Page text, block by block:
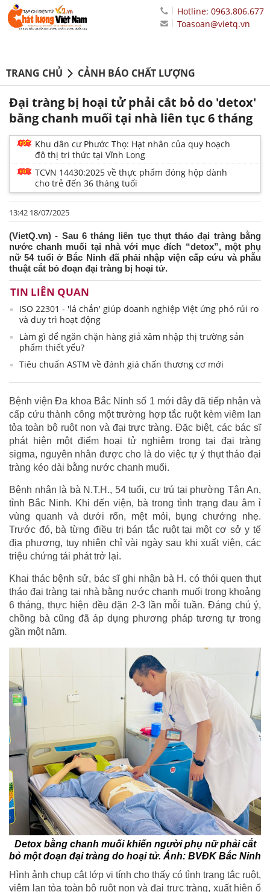
Hotline: 0963.806.677
Toasoan@vietq.vn
TRANG CHỦ CẢNH BÁO CHẤT LƯỢNG
Đại tràng bị hoại tử phải cắt bỏ do 'detox'
bằng chanh muối tại nhà liên tục 6 tháng
Khu dân cư Phước Thọ: Hạt nhân của quy hoạch
đô thị tri thức tại Vĩnh Long
TCVN 14430:2025 về thực phẩm đóng hộp dành
cho trẻ đến 36 tháng tuổi
13:42 18/07/2025
(VietQ.vn) - Sau 6 tháng liên tục thụt tháo đại tràng bằng
nước chanh muối tại nhà với mục đích “detox”, một phụ
nữ 54 tuổi ở Bắc Ninh đã phải nhập viện cấp cứu và phẫu
thuật cắt bỏ đoạn đại tràng bị hoại tử.
TIN LIÊN QUAN
ISO 22301 - 'lá chắn' giúp doanh nghiệp Việt ứng phó rủi ro
và duy trì hoạt động
Làm gì để ngăn chặn hàng giả xâm nhập thị trường sản
phẩm thiết yếu?
Tiêu chuẩn ASTM về đánh giá chấn thương cơ mới
Bệnh viện Đa khoa Bắc Ninh số 1 mới đây đã tiếp nhận và
cấp cứu thành công một trường hợp tắc ruột kèm viêm lan
tỏa toàn bộ ruột non và đại trực tràng. Đặc biệt, các bác sĩ
phát hiện một điểm hoại tử nghiêm trọng tại đại tràng
sigma, nguyên nhân được cho là do việc tự ý thụt tháo đại
tràng kéo dài bằng nước chanh muối.
Bệnh nhân là bà N.T.H., 54 tuổi, cư trú tại phường Tân An,
tỉnh Bắc Ninh. Khi đến viện, bà trong tình trạng đau âm ỉ
vùng quanh và dưới rốn, mệt mỏi, bụng chướng nhẹ.
Trước đó, bà từng điều trị bán tắc ruột tại một cơ sở y tế
địa phương, tuy nhiên chỉ vài ngày sau khi xuất viện, các
triệu chứng tái phát trở lại.
Khai thác bệnh sử, bác sĩ ghi nhận bà H. có thói quen thụt
tháo đại tràng tại nhà bằng nước chanh muối trong khoảng
6 tháng, thực hiện đều đặn 2-3 lần mỗi tuần. Đáng chú ý,
chồng bà cũng đã áp dụng phương pháp tương tự trong
gần một năm.
Detox bằng chanh muối khiến người phụ nữ phải cắt
bỏ một đoạn đại tràng do hoại tử. Ảnh: BVĐK Bắc Ninh
Hình ảnh chụp cắt lớp vi tính cho thấy có tình trạng tắc ruột,
viêm lan tỏa toàn bộ ruột non và đại trực tràng, xuất hiện ổ